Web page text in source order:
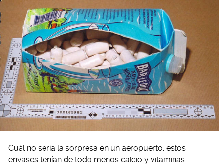
Cuál no sería la sorpresa en un aeropuerto: estos
envases tenían de todo menos calcio y vitaminas.